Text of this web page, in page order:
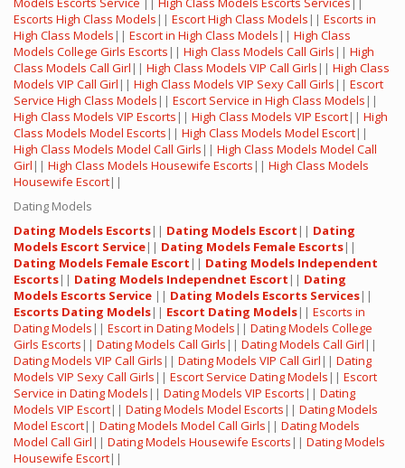
Escorts High Class Models || Escort High Class Models || Escorts in
High Class Models || Escort in High Class Models || High Class
Models College Girls Escorts || High Class Models Call Girls || High
Class Models Call Girl || High Class Models VIP Call Girls || High Class
Models VIP Call Girl || High Class Models VIP Sexy Call Girls || Escort
Service High Class Models || Escort Service in High Class Models ||
High Class Models VIP Escorts || High Class Models VIP Escort|| High
Class Models Model Escorts || High Class Models Model Escort||
High Class Models Model Call Girls || High Class Models Model Call
Girl || High Class Models Housewife Escorts || High Class Models
Housewife Escort||
Dating Models
Dating Models Escorts|| Dating Models Escort || Dating
Models Escort Service|| Dating Models Female Escorts||
Dating Models Female Escort || Dating Models Independent
Escorts|| Dating Models Independnet Escort || Dating
Models Escorts Service || Dating Models Escorts Services||
Escorts Dating Models|| Escort Dating Models|| Escorts in
Dating Models || Escort in Dating Models || Dating Models College
Girls Escorts || Dating Models Call Girls || Dating Models Call Girl ||
Dating Models VIP Call Girls || Dating Models VIP Call Girl || Dating
Models VIP Sexy Call Girls || Escort Service Dating Models || Escort
Service in Dating Models || Dating Models VIP Escorts || Dating
Models VIP Escort|| Dating Models Model Escorts || Dating Models
Model Escort|| Dating Models Model Call Girls || Dating Models
Model Call Girl || Dating Models Housewife Escorts || Dating Models
Housewife Escort||